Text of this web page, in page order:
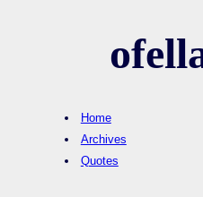
Home
Archives
Quotes